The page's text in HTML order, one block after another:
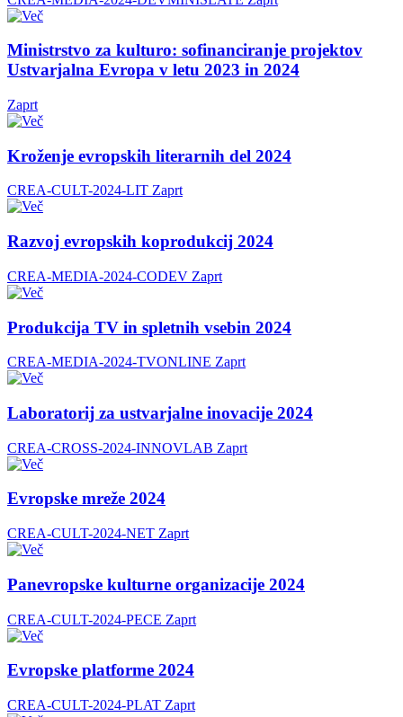
Ministrstvo za kulturo: sofinanciranje projektov
Ustvarjalna Evropa v letu 2023 in 2024
Zaprt
Kroženje evropskih literarnih del 2024
CREA-CULT-2024-LIT Zaprt
Razvoj evropskih koprodukcij 2024
CREA-MEDIA-2024-CODEV Zaprt
Produkcija TV in spletnih vsebin 2024
CREA-MEDIA-2024-TVONLINE Zaprt
Laboratorij za ustvarjalne inovacije 2024
CREA-CROSS-2024-INNOVLAB Zaprt
Evropske mreže 2024
CREA-CULT-2024-NET Zaprt
Panevropske kulturne organizacije 2024
CREA-CULT-2024-PECE Zaprt
Evropske platforme 2024
CREA-CULT-2024-PLAT Zaprt